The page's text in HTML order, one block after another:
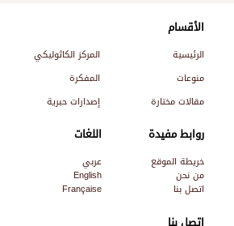
الأقسام
الرئيسية المركز الكاثوليكي
منوعات
المفكرة
مقالات مختارة
إصدارات حبرية
روابط مفيدة
خريطة الموقع
من نحن
اتصل بنا
اللغات
عربي
English
Française